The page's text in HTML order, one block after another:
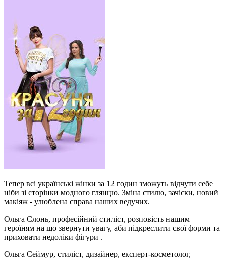
Тепер всі українські жінки за 12 годин зможуть відчути себе
ніби зі сторінки модного глянцю. Зміна стилю, зачіски, новий
макіяж - улюблена справа наших ведучих.
Ольга Слонь, професійний стиліст, розповість нашим
героїням на що звернути увагу, аби підкреслити свої форми та
приховати недоліки фігури .
Ольга Сеймур, стиліст, дизайнер, експерт-косметолог,